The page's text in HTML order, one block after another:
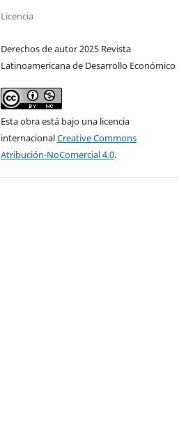
Licencia
Derechos de autor 2025 Revista
Latinoamericana de Desarrollo Económico
Esta obra está bajo una licencia
internacionalCreative Commons
Atribución-NoComercial 4.0.